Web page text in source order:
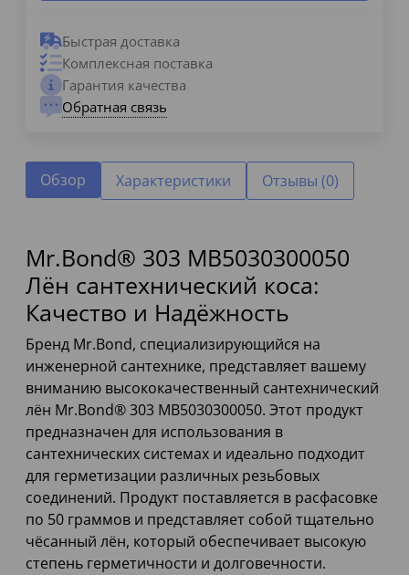
Быстрая доставка
Комплексная поставка
Гарантия качества
Обратная связь
Обзор Характеристики Отзывы (0)
Mr.Bond® 303 MB5030300050
Лён сантехнический коса:
Качество и Надёжность
Бренд Mr.Bond, специализирующийся на
инженерной сантехнике, представляет вашему
вниманию высококачественный сантехнический
лён Mr.Bond® 303 MB5030300050. Этот продукт
предназначен для использования в
сантехнических системах и идеально подходит
для герметизации различных резьбовых
соединений. Продукт поставляется в расфасовке
по 50 граммов и представляет собой тщательно
чёсанный лён, который обеспечивает высокую
степень герметичности и долговечности.